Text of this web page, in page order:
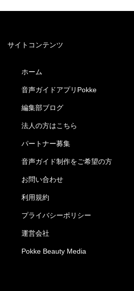
サイトコンテンツ
ホーム
音声ガイドアプリPokke
編集部ブログ
法人の方はこちら
パートナー募集
音声ガイド制作をご希望の方
お問い合わせ
利用規約
プライバシーポリシー
運営会社
Pokke Beauty Media